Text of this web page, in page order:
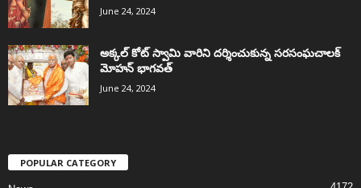
June 24, 2024
అక్కల్‌ కోట్‌ స్వామి వారిని దర్శించుకున్న సరసంఘచాలక్
మోహన్ భాగవత్
June 24, 2024
POPULAR CATEGORY